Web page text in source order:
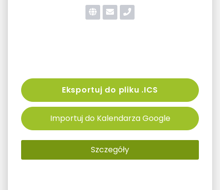
Eksportuj do pliku .ICS
Importuj do Kalendarza Google
Szczegóły